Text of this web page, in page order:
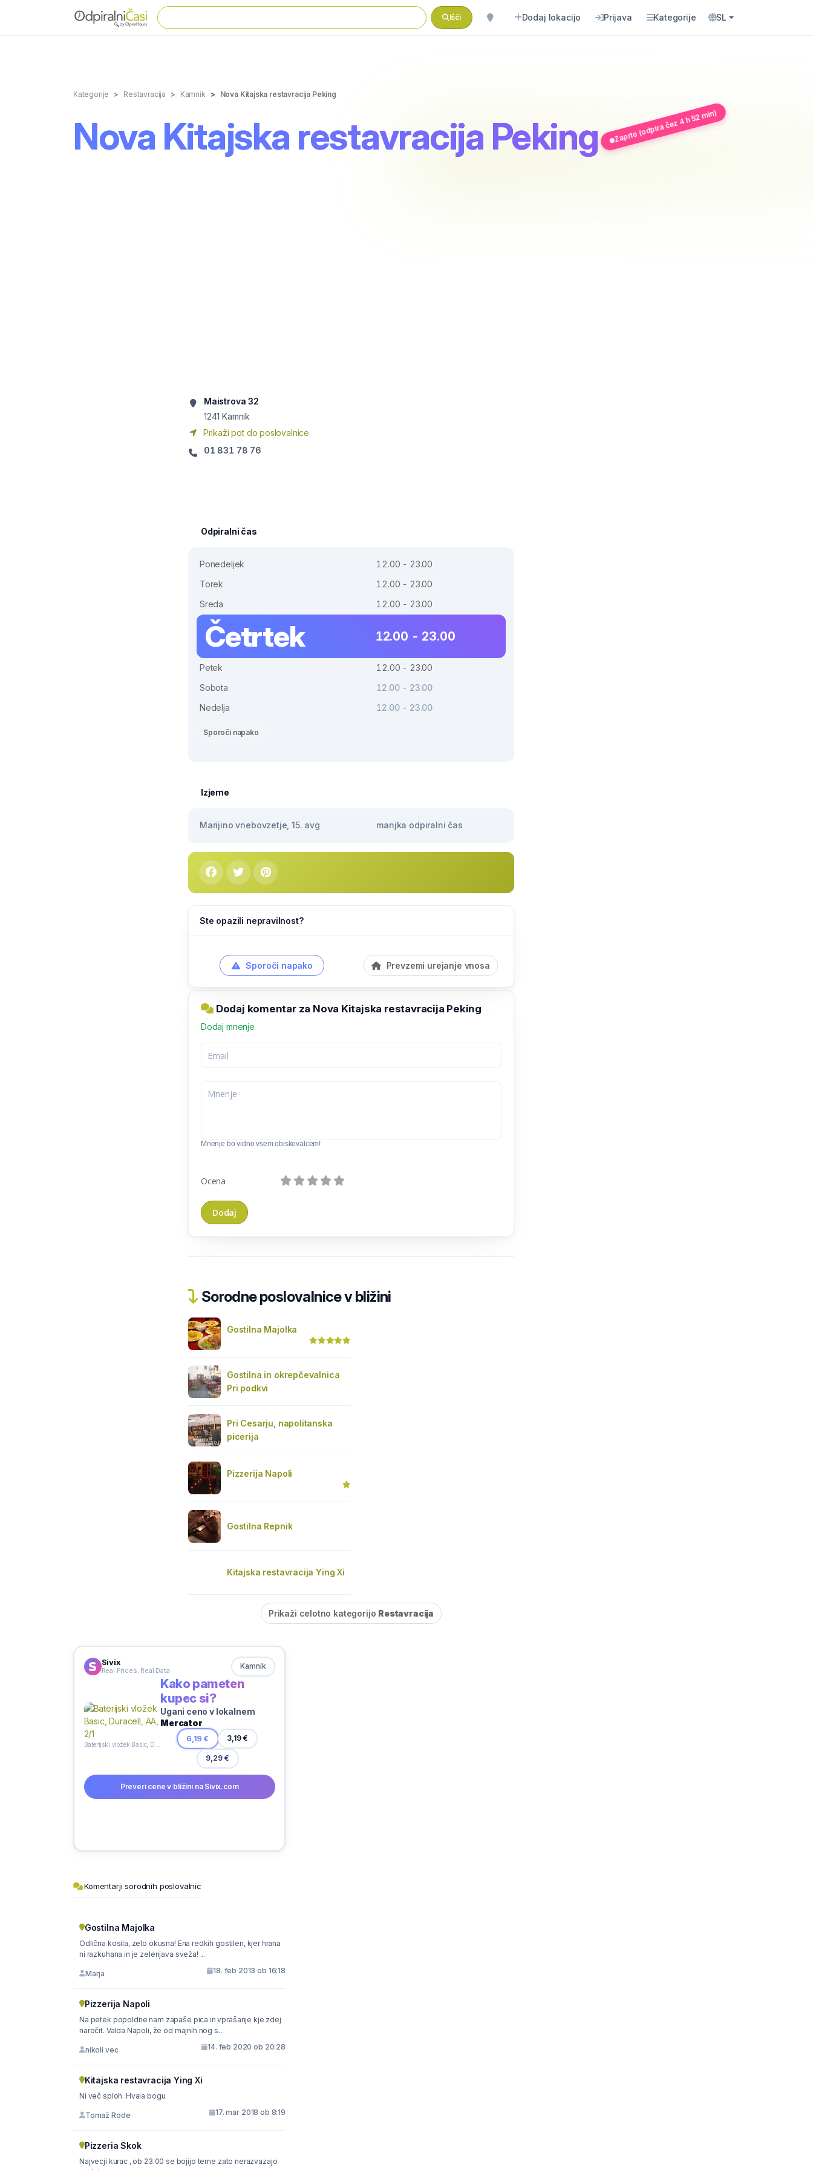
Išči Dodaj lokacijo Prijava Kategorije SL
Kategorije Restavracija Kamnik Nova Kitajska restavracija Peking
Nova Kitajska restavracija Peking Zaprto (odpira čez 4 h 52 min)
Maistrova 32
1241 Kamnik
Prikaži pot do poslovalnice
01 831 78 76
Odpiralni čas
Ponedeljek
12.00 - 23.00
Torek
12.00 - 23.00
Sreda
12.00 - 23.00
Četrtek 12.00 - 23.00
Petek
12.00 - 23.00
Sobota
12.00 - 23.00
Nedelja
12.00 - 23.00
Sporoči napako
Izjeme
Marijino vnebovzetje, 15. avg manjka odpiralni čas
Ste opazili nepravilnost?
Sporoči napako Prevzemi urejanje vnosa
Dodaj komentar za Nova Kitajska restavracija Peking
Dodaj mnenje
Mnenje bo vidno vsem obiskovalcem!
Ocena
Sorodne poslovalnice v bližini
Gostilna Majolka
Gostilna in okrepčevalnica
Pri podkvi
Pri Cesarju, napolitanska
picerija
Pizzerija Napoli
Gostilna Repnik
Kitajska restavracija Ying Xi
Prikaži celotno kategorijo Restavracija
Sivix
Real Prices. Real Data Kamnik
Kako pameten
kupec si?
Ugani ceno v lokalnem
Mercator
6,19 € 3,19 €
9,29 €
Preveri cene v bližini na Sivix.com
Komentarji sorodnih poslovalnic
Gostilna Majolka
Odlična kosila, zelo okusna! Ena redkih gostilen, kjer hrana
ni razkuhana in je zelenjava sveža! ...
Marja 18. feb 2013 ob 16:18
Pizzerija Napoli
Na petek popoldne nam zapaše pica in vprašanje kje zdej
naročit. Valda Napoli, že od majnih nog s...
nikoli vec 14. feb 2020 ob 20:28
Kitajska restavracija Ying Xi
Ni več sploh. Hvala bogu
Tomaž Rode 17. mar 2018 ob 8:19
Pizzeria Skok
Najvecji kurac , ob 23.00 se bojijo teme zato nerazvazajo